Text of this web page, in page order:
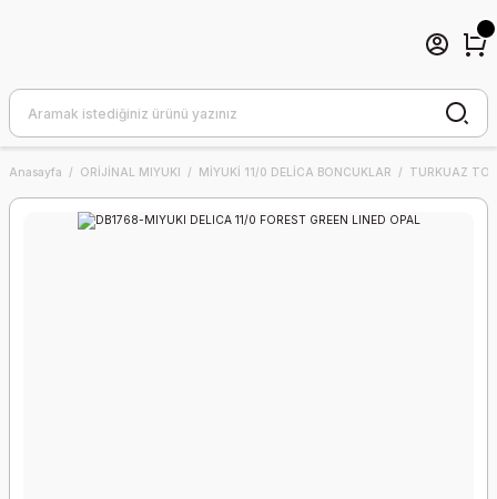
Anasayfa ORİJİNAL MIYUKI MİYUKİ 11/0 DELİCA BONCUKLAR TURKUAZ